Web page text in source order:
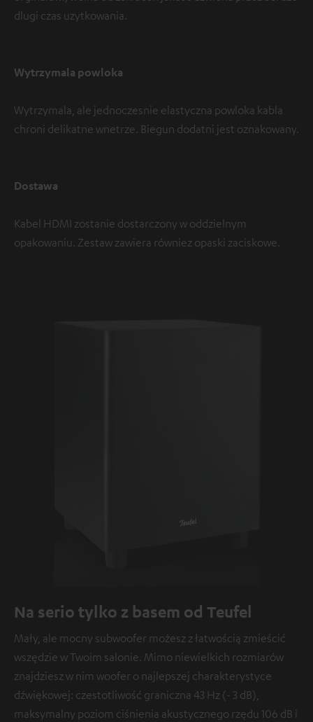
dlugi czas uzytkowania.
Wytrzymala powloka
Wytrzymala, ale jednoczesnie elastyczna powloka kabla
chroni delikatne wnetrze. Biegun dodatni jest oznakowany.
Dostawa
Kabel HDMI zostanie dostarczony w oddzielnym
opakowaniu. Zestaw zawiera równiez opaski zaciskowe.
Na serio tylko z basem od Teufel
Mały, ale mocny subwoofer możesz z łatwością zmieścić
wszędzie w Twoim salonie. Mimo niewielkich rozmiarów
znajdziesz w nim woofer o najlepszej charakterystyce
dźwiękowej: czestotliwość graniczna 43 Hz (- 3 dB),
maksymalny poziom ciśnienia akustycznego rzędu 106 dB i